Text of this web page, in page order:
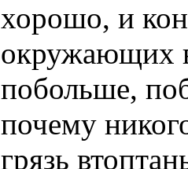
хорошо, и
окружающих
побольше,
почему
грязь